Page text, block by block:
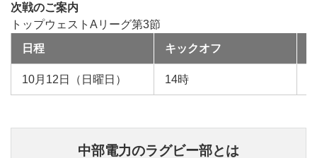
次戦のご案内
トップウェストAリーグ第3節
日程
キックオフ
10月12日（日曜日） 14時
中部電力のラグビー部とは